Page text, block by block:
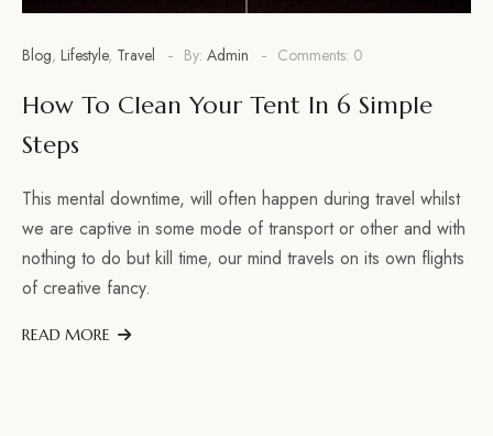
Blog, Lifestyle, Travel By: Admin Comments: 0
How To Clean Your Tent In 6 Simple
Steps
This mental downtime, will often happen during travel whilst
we are captive in some mode of transport or other and with
nothing to do but kill time, our mind travels on its own flights
of creative fancy.
READ MORE